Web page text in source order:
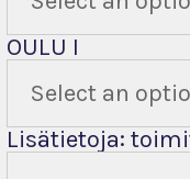
OULU I
Lisätietoja: